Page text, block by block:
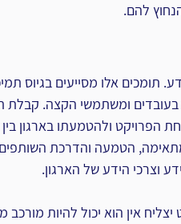
להם.‏
‏תומכים אלו מסייעים בגיוס
בעובדים ומשתמשי הקצה. קבלת
ולהטמעתו בארגון
הטמעה ‏והדרכת השותפים
וצרכי הידע של הארגון.
אין הוא יכול להיות ‏מורכב